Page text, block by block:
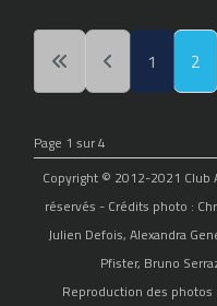
1 2
Page 1 sur 4
Copyright © 2012-2021 Club
réservés - Crédits photo :
Julien Defois, Alexandra
Pfister, Bruno
Reproduction des